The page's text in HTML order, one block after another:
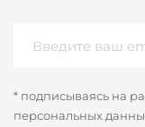
* подписываясь на
персональных